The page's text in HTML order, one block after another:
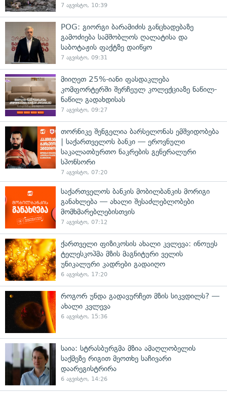
7 აგვისტო, 10:39
POG: გიორგი ბარამიძის განცხადებაზე
გამოძიება სამშობლოს ღალატისა და
საბოტაჟის ფაქტზე დაიწყო
7 აგვისტო, 09:31
მიიღეთ 25%-იანი ფასდაკლება
კომფორტერში შერჩეულ კოლექციაზე ნაწილ-
ნაწილ გადახდისას
7 აგვისტო, 09:27
თორნიკე შენგელია ბარსელონას ემშვიდობება
| საქართველოს ბანკი — ეროვნული
საკალათბურთო ნაკრების გენერალური
სპონსორი
7 აგვისტო, 07:20
საქართველოს ბანკის მობილბანკის მორიგი
განახლება — ახალი შესაძლებლობები
მომხმარებლებისთვის
7 აგვისტო, 07:12
ქართველი ფიზიკოსის ახალი კვლევა: ინოუეს
ტელესკოპმა მზის მაგნიტური ველის
უნიკალური კადრები გადაიღო
6 აგვისტო, 17:20
როგორ უნდა გადავურჩეთ მზის სიკვდილს? —
ახალი კვლევა
6 აგვისტო, 15:36
საია: სტრასბურგმა მზია ამაღლობელის
საქმეზე რიგით მეოთხე საჩივარი
დაარეგისტრირა
6 აგვისტო, 14:26